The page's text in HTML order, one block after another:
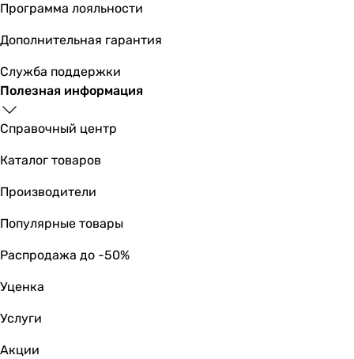
Программа лояльности
Дополнительная гарантия
Служба поддержки
Полезная информация
Справочный центр
Каталог товаров
Производители
Популярные товары
Распродажа до -50%
Уценка
Услуги
Акции